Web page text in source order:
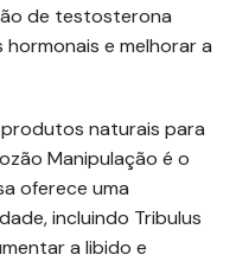
de testosterona
e melhorar a
naturais para
Manipulação é o
oferece uma
incluindo Tribulus
a libido e